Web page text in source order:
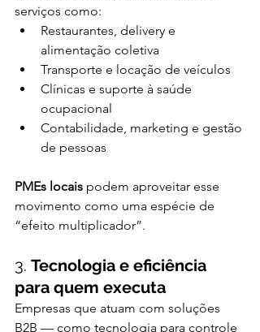
serviços como:
Restaurantes, delivery e
alimentação coletiva
Transporte e locação de veículos
Clínicas e suporte à saúde
ocupacional
Contabilidade, marketing e gestão
de pessoas
PMEs locais podem aproveitar esse
movimento como uma espécie de
“efeito multiplicador”.
3. Tecnologia e eficiência
para quem executa
Empresas que atuam com soluções
B2B — como tecnologia para controle